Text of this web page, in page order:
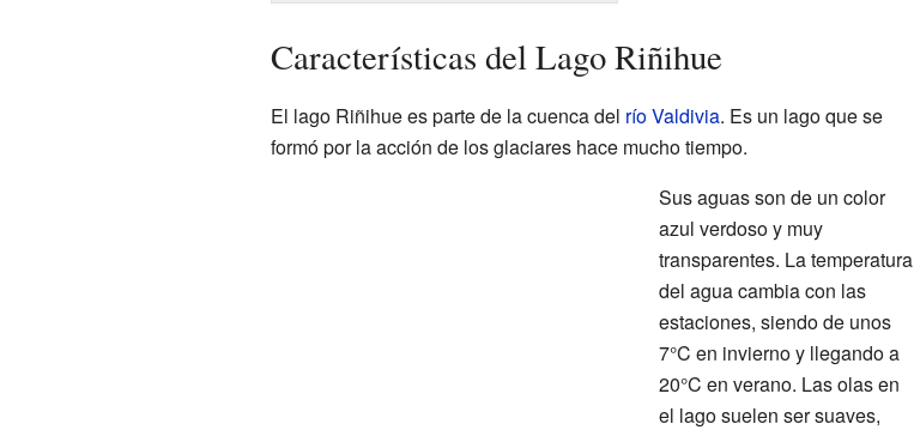
Características del Lago Riñihue
El lago Riñihue es parte de la cuenca del río Valdivia. Es un lago que se
formó por la acción de los glaciares hace mucho tiempo.
Sus aguas son de un color
azul verdoso y muy
transparentes. La temperatura
del agua cambia con las
estaciones, siendo de unos
7°C en invierno y llegando a
20°C en verano. Las olas en
el lago suelen ser suaves,